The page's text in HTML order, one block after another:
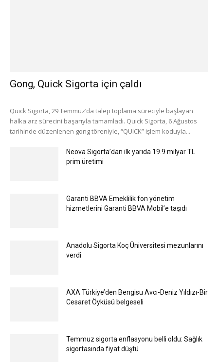
Gong, Quick Sigorta için çaldı
Quick Sigorta, 29 Temmuz’da talep toplama süreciyle başlayan
halka arz sürecini başarıyla tamamladı. Quick Sigorta, 6 Ağustos
tarihinde düzenlenen gong töreniyle, “QUICK” işlem koduyla...
Neova Sigorta’dan ilk yarıda 19.9 milyar TL
prim üretimi
Garanti BBVA Emeklilik fon yönetim
hizmetlerini Garanti BBVA Mobil’e taşıdı
Anadolu Sigorta Koç Üniversitesi mezunlarını
verdi
AXA Türkiye’den Bengisu Avcı-Deniz Yıldızı-Bir
Cesaret Öyküsü belgeseli
Temmuz sigorta enflasyonu belli oldu: Sağlık
sigortasında fiyat düştü